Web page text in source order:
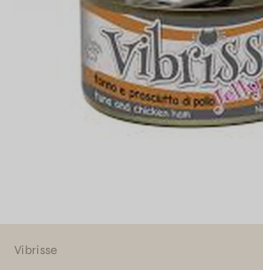
Vibrisse